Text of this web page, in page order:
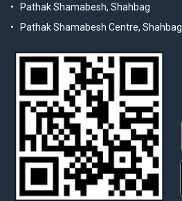
Pathak Shamabesh, Shahbag
Pathak Shamabesh Centre, Shahbag